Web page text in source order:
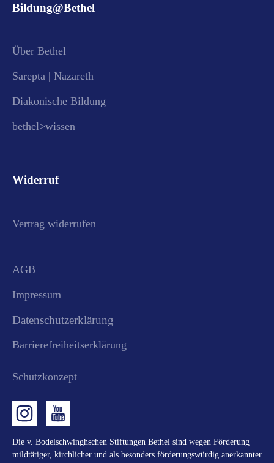
Bildung@Bethel
Über Bethel
Sarepta | Nazareth
Diakonische Bildung
bethel>wissen
Widerruf
Vertrag widerrufen
AGB
Impressum
Datenschutzerklärung
Barrierefreiheitserklärung
Schutzkonzept
Die v. Bodelschwinghschen Stiftungen Bethel sind wegen Förderung
mildtätiger, kirchlicher und als besonders förderungswürdig anerkannter